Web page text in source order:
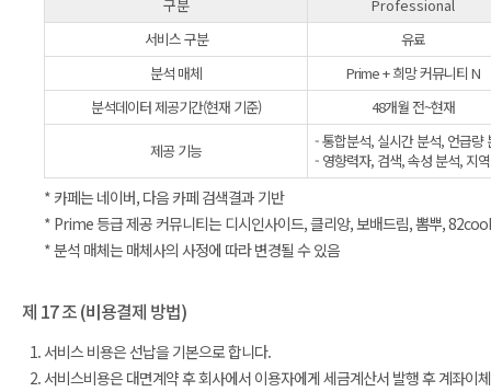
구분
Professional
서비스 구분
유료
분석 매체
Prime + 희망 커뮤니티 N
분석데이터 제공기간(현재 기준)
48개월 전~현재
제공 기능
- 통합분석, 실시간 분석, 언급량
- 영향력자, 검색, 속성 분석, 지
* 카페는 네이버, 다음 카페 검색결과 기반
* Prime 등급 제공 커뮤니티는 디시인사이드, 클리앙, 보배드림, 뽐뿌,
* 분석 매체는 매체사의 사정에 따라 변경될 수 있음
제 17 조 (비용결제 방법)
서비스 비용은 선납을 기본으로 합니다.
서비스비용은 대면계약 후 회사에서 이용자에게 세금계산서 발행 후 계좌이